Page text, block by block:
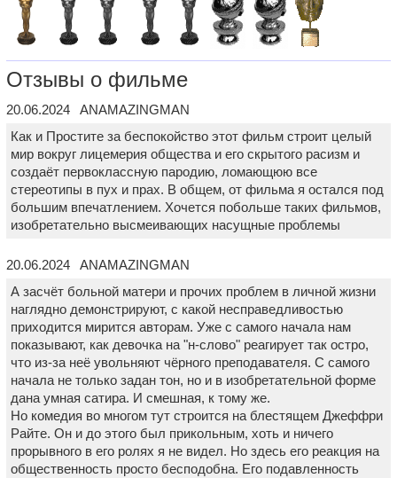
Отзывы о фильме
20.06.2024 ANAMAZINGMAN
Как и Простите за беспокойство этот фильм строит целый
мир вокруг лицемерия общества и его скрытого расизм и
создаёт первоклассную пародию, ломающюю все
стереотипы в пух и прах. В общем, от фильма я остался под
большим впечатлением. Хочется побольше таких фильмов,
изобретательно высмеивающих насущные проблемы
20.06.2024 ANAMAZINGMAN
А засчёт больной матери и прочих проблем в личной жизни
наглядно демонстрируют, с какой несправедливостью
приходится мирится авторам. Уже с самого начала нам
показывают, как девочка на "н-слово" реагирует так остро,
что из-за неё увольняют чёрного преподавателя. С самого
начала не только задан тон, но и в изобретательной форме
дана умная сатира. И смешная, к тому же.
Но комедия во многом тут строится на блестящем Джеффри
Райте. Он и до этого был прикольным, хоть и ничего
прорывного в его ролях я не видел. Но здесь его реакция на
общественность просто бесподобна. Его подавленность